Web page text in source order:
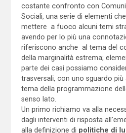
costante confronto con
Sociali, una serie di elementi
mettere a fuoco alcuni temi
avendo per lo più una
riferiscono anche al tema del
della marginalità estrema;
parte dei casi possiamo
trasversali, con uno sguardo più
tema della programmazione
senso lato.
Un primo richiamo va alla
dagli interventi di risposta
alla definizione di politiche di